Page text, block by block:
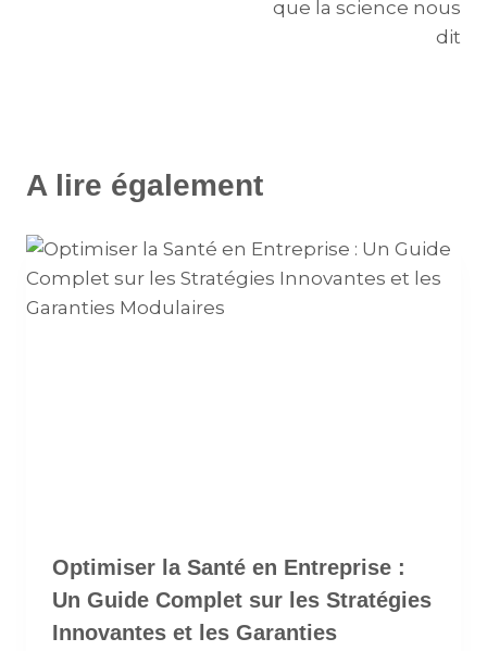
que la science nous
dit
A lire également
Optimiser la Santé en Entreprise :
Un Guide Complet sur les Stratégies
Innovantes et les Garanties